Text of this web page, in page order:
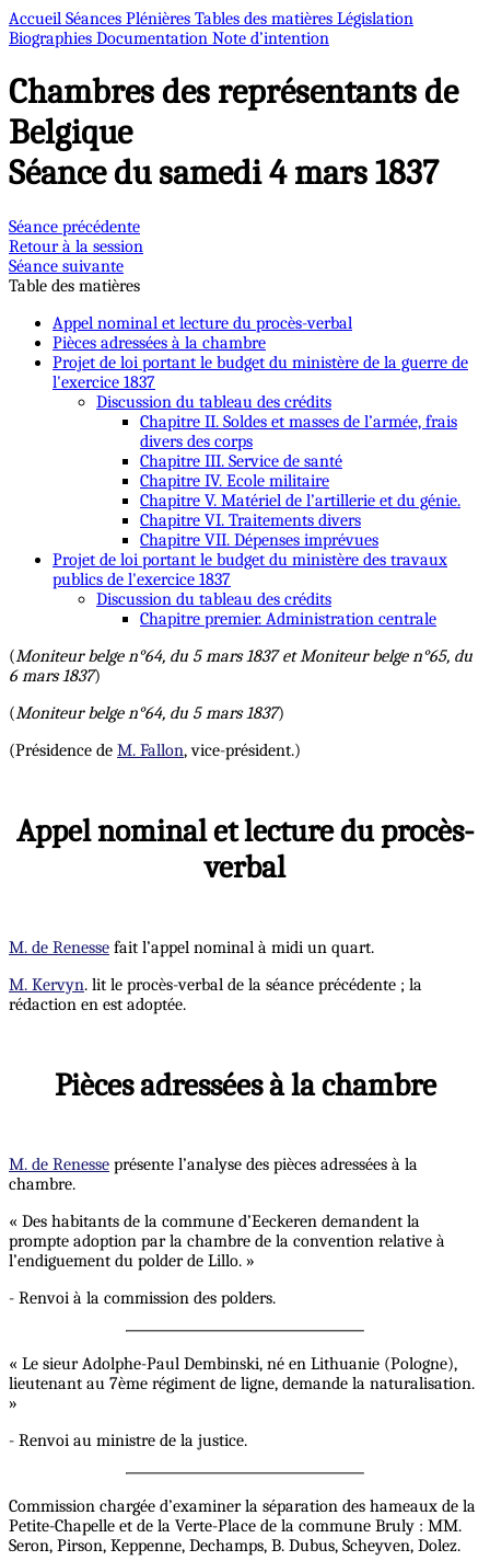
Accueil Séances Plénières Tables des matières Législation
Biographies Documentation Note d’intention
Chambres des représentants de
Belgique
Séance du samedi 4 mars 1837
Séance précédente
Retour à la session
Séance suivante
Table des matières
Appel nominal et lecture du procès-verbal
Pièces adressées à la chambre
Projet de loi portant le budget du ministère de la guerre de
l'exercice 1837
Discussion du tableau des crédits
Chapitre II. Soldes et masses de l’armée, frais
divers des corps
Chapitre III. Service de santé
Chapitre IV. Ecole militaire
Chapitre V. Matériel de l’artillerie et du génie.
Chapitre VI. Traitements divers
Chapitre VII. Dépenses imprévues
Projet de loi portant le budget du ministère des travaux
publics de l'exercice 1837
Discussion du tableau des crédits
Chapitre premier. Administration centrale
(Moniteur belge n°64, du 5 mars 1837 et Moniteur belge n°65, du
6 mars 1837)
(Moniteur belge n°64, du 5 mars 1837)
(Présidence de M. Fallon, vice-président.)
Appel nominal et lecture du procès-
verbal
M. de Renesse fait l’appel nominal à midi un quart.
M. Kervyn. lit le procès-verbal de la séance précédente ; la
rédaction en est adoptée.
Pièces adressées à la chambre
M. de Renesse présente l’analyse des pièces adressées à la
chambre.
« Des habitants de la commune d’Eeckeren demandent la
prompte adoption par la chambre de la convention relative à
l’endiguement du polder de Lillo. »
- Renvoi à la commission des polders.
« Le sieur Adolphe-Paul Dembinski, né en Lithuanie (Pologne),
lieutenant au 7ème régiment de ligne, demande la naturalisation.
»
- Renvoi au ministre de la justice.
Commission chargée d’examiner la séparation des hameaux de la
Petite-Chapelle et de la Verte-Place de la commune Bruly : MM.
Seron, Pirson, Keppenne, Dechamps, B. Dubus, Scheyven, Dolez.